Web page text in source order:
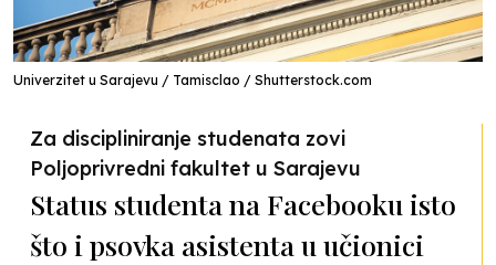
Univerzitet u Sarajevu / Tamisclao / Shutterstock.com
Za discipliniranje studenata zovi
Poljoprivredni fakultet u Sarajevu
Status studenta na Facebooku isto
što i psovka asistenta u učionici